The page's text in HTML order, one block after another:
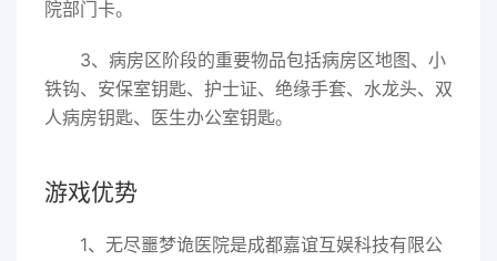
院部门卡。
3、病房区阶段的重要物品包括病房区地图、小
铁钩、安保室钥匙、护士证、绝缘手套、水龙头、双
人病房钥匙、医生办公室钥匙。
游戏优势
1、无尽噩梦诡医院是成都嘉谊互娱科技有限公